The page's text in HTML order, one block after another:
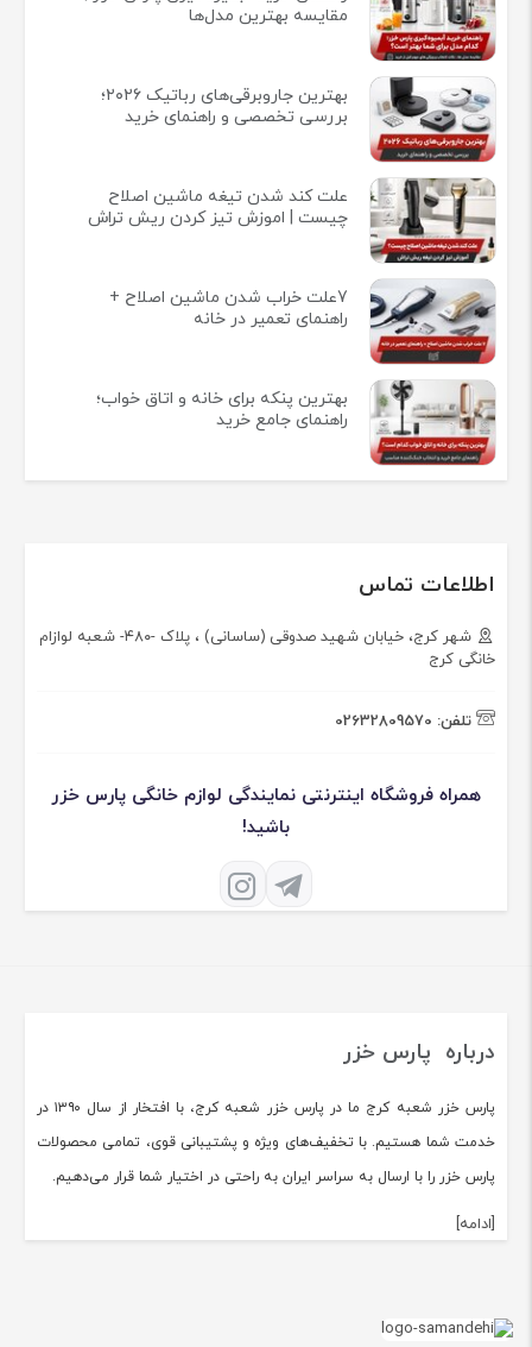
مقایسه بهترین مدل‌ها
بهترین جاروبرقی‌های رباتیک ۲۰۲۶؛
بررسی تخصصی و راهنمای خرید
علت کند شدن تیغه ماشین اصلاح
چیست | اموزش تیز کردن ریش تراش
7علت خراب شدن ماشین اصلاح +
راهنمای تعمیر در خانه
بهترین پنکه برای خانه و اتاق خواب؛
راهنمای جامع خرید
اطلاعات تماس
شهر کرج، خیابان شهید صدوقی (ساسانی) ، پلاک -۴۸۰- شعبه لوازام
خانگی کرج
تلفن: 02632809570
همراه فروشگاه اینترنتی نمایندگی لوازم خانگی پارس خزر
باشید!
درباره پارس خزر
پارس خزر شعبه کرج ما در پارس خزر شعبه کرج، با افتخار از سال ۱۳۹۰ در
خدمت شما هستیم. با تخفیف‌های ویژه و پشتیبانی قوی، تمامی محصولات
پارس خزر را با ارسال به سراسر ایران به راحتی در اختیار شما قرار می‌دهیم.
[ادامه]